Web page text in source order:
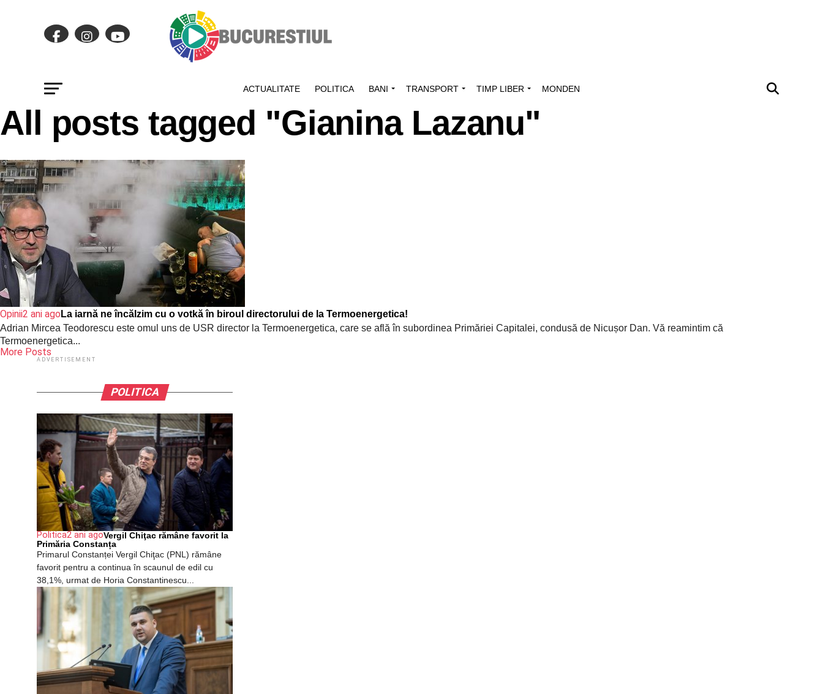
ACTUALITATE POLITICA BANI TRANSPORT TIMP LIBER MONDEN
All posts tagged "Gianina Lazanu"
Opinii2 ani ago La iarnă ne încălzim cu o votkă în biroul directorului de la Termoenergetica!
Adrian Mircea Teodorescu este omul uns de USR director la Termoenergetica, care se află în subordinea Primăriei Capitalei, condusă de Nicușor Dan. Vă reamintim că
Termoenergetica...
More Posts
ADVERTISEMENT
POLITICA
Politica2 ani agoVergil Chiţac rămâne favorit la
Primăria Constanța
Primarul Constanței Vergil Chiţac (PNL) rămâne
favorit pentru a continua în scaunul de edil cu
38,1%, urmat de Horia Constantinescu...